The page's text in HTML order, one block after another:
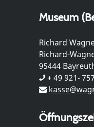
Museum
Richard
Richard-
95444
+ 49 921-